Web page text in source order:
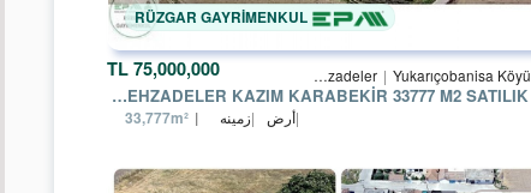
مساحت
اتاق
75,000,000 TL Şehzadeler Yukarıçobanisa Köyü
MANISA ŞEHZADELER KAZIM KARABEKIR 33777 M2 SATILIK BAĞ
أرض زمینه 33,777m²